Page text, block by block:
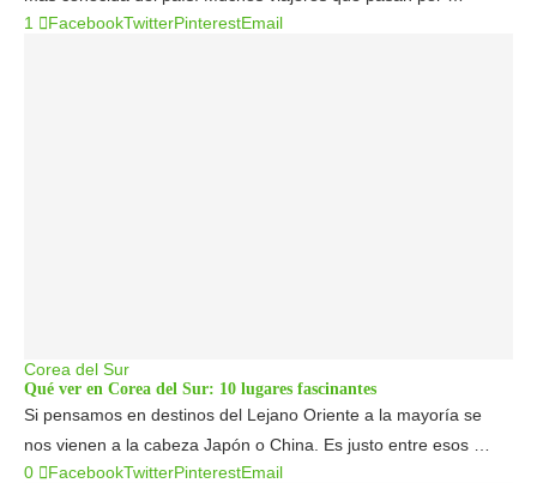
1
FacebookTwitterPinterestEmail
Corea del Sur
Qué ver en Corea del Sur: 10 lugares fascinantes
Si pensamos en destinos del Lejano Oriente a la mayoría se
nos vienen a la cabeza Japón o China. Es justo entre esos …
0
FacebookTwitterPinterestEmail